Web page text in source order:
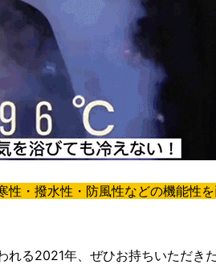
性・撥水性・防風性などの機能性
る2021年、ぜひお持ちいただきた